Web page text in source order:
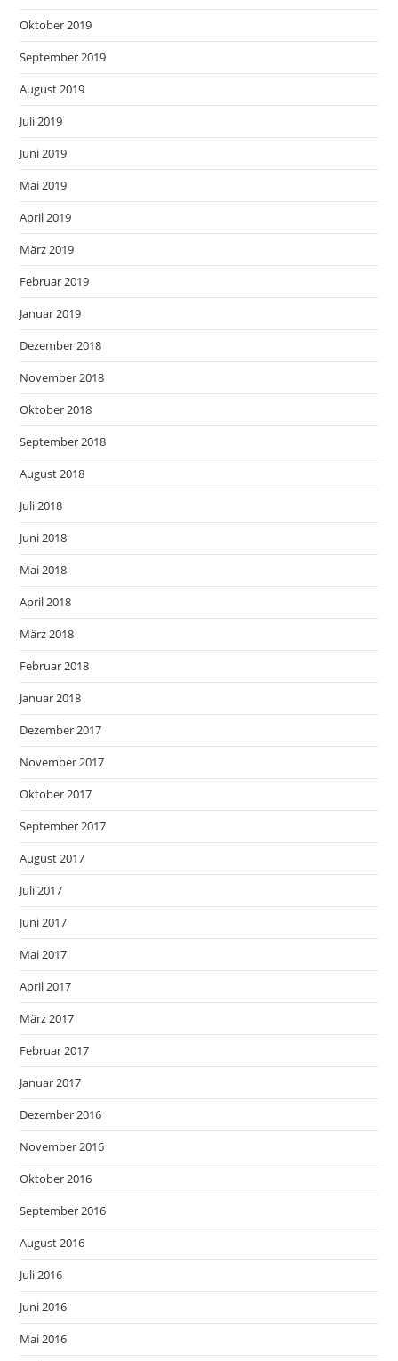
Oktober 2019
September 2019
August 2019
Juli 2019
Juni 2019
Mai 2019
April 2019
März 2019
Februar 2019
Januar 2019
Dezember 2018
November 2018
Oktober 2018
September 2018
August 2018
Juli 2018
Juni 2018
Mai 2018
April 2018
März 2018
Februar 2018
Januar 2018
Dezember 2017
November 2017
Oktober 2017
September 2017
August 2017
Juli 2017
Juni 2017
Mai 2017
April 2017
März 2017
Februar 2017
Januar 2017
Dezember 2016
November 2016
Oktober 2016
September 2016
August 2016
Juli 2016
Juni 2016
Mai 2016